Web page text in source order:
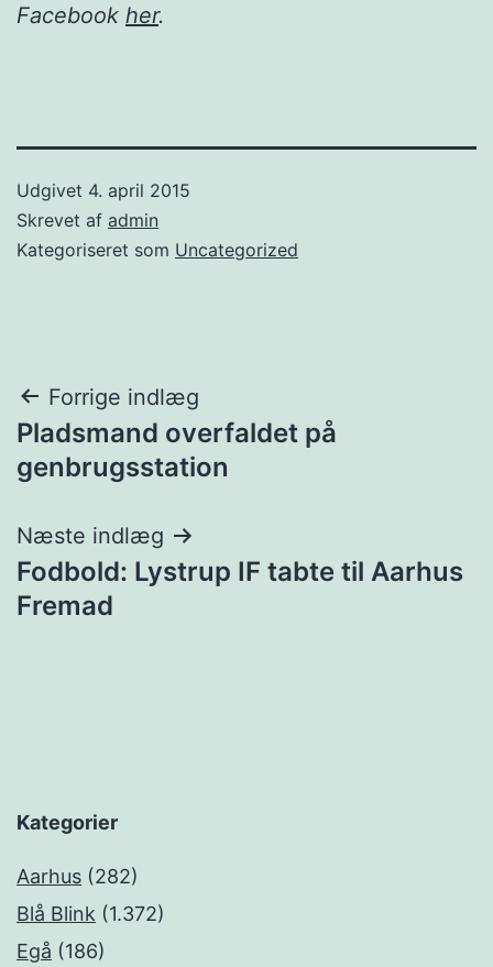
Facebook her.
Udgivet 4. april 2015
Skrevet af admin
Kategoriseret som Uncategorized
Indlægsnavigation
Forrige indlæg
Pladsmand overfaldet på
genbrugsstation
Næste indlæg
Fodbold: Lystrup IF tabte til Aarhus
Fremad
Kategorier
Aarhus (282)
Blå Blink (1.372)
Egå (186)